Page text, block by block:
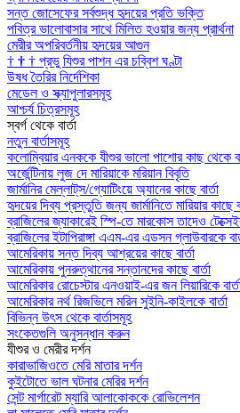
সন্ত জোসেফের সর্বশুদ্ধ হৃদয়ের প্রতি ভক্তি
পবিত্র ভালোবাসার সাথে মিলিত হওয়ার জন্য প্রার্থনা
মেরীর অপরিবর্তনীয় হৃদয়ের আগুন
† † † প্রভু যিশুর পাশন এর চব্বিশ ঘণ্টা
উষধ তৈরির নির্দেশিকা
মেডেল ও স্ক্যাপুলারসমূহ
আশ্চর্য চিত্রসমূহ
স্বর্গ থেকে বার্তা
নতুন বার্তাসমূহ
কলোম্বিয়ার এনককে যীশুর ভালো পাশোর কাছ থেকে
অর্জেন্টিনায় লুজ দে মারিয়াকে মরিয়ান বিবৃতি
জার্মানির মেল্লাট্‌স/গ্যোটিংয়ে অ্যানের কাছে বার্তা
হৃদয়ের দিব্য প্রস্তুতি জন্য জার্মানিতে মারিয়ার কাছে
ব্রাজিলের জ্যাকারেই স্পি-তে মারকোস তাদেও
ব্রাজিলের ইটাপিরাঙ্গা এএম-এর এডসন গ্লাউবারকে
আমেরিকায় সন্ত দিব্য আশ্রয়ের কাছে বার্তা
আমেরিকায় পুনরুত্থানের সন্তানদের কাছে বার্তা
আমেরিকার রোচেস্টার এনওয়াই-এর জন লিয়ারিকে
আমেরিকার নর্থ রিজভিলে মরিন সুইনি-কাইলকে বার্তা
বিভিন্ন উৎস থেকে বার্তাসমূহ
সংকেতগুলি অনুসন্ধান করুন
যীশুর ও মেরীর দর্শন
কারাভাজিওতে মেরি মাতার দর্শন
কুইটোতে ভাল ঘটনার মেরির দর্শন
সেন্ট মার্গারেট ম্যারি আলাকোককে রোভিলেশন